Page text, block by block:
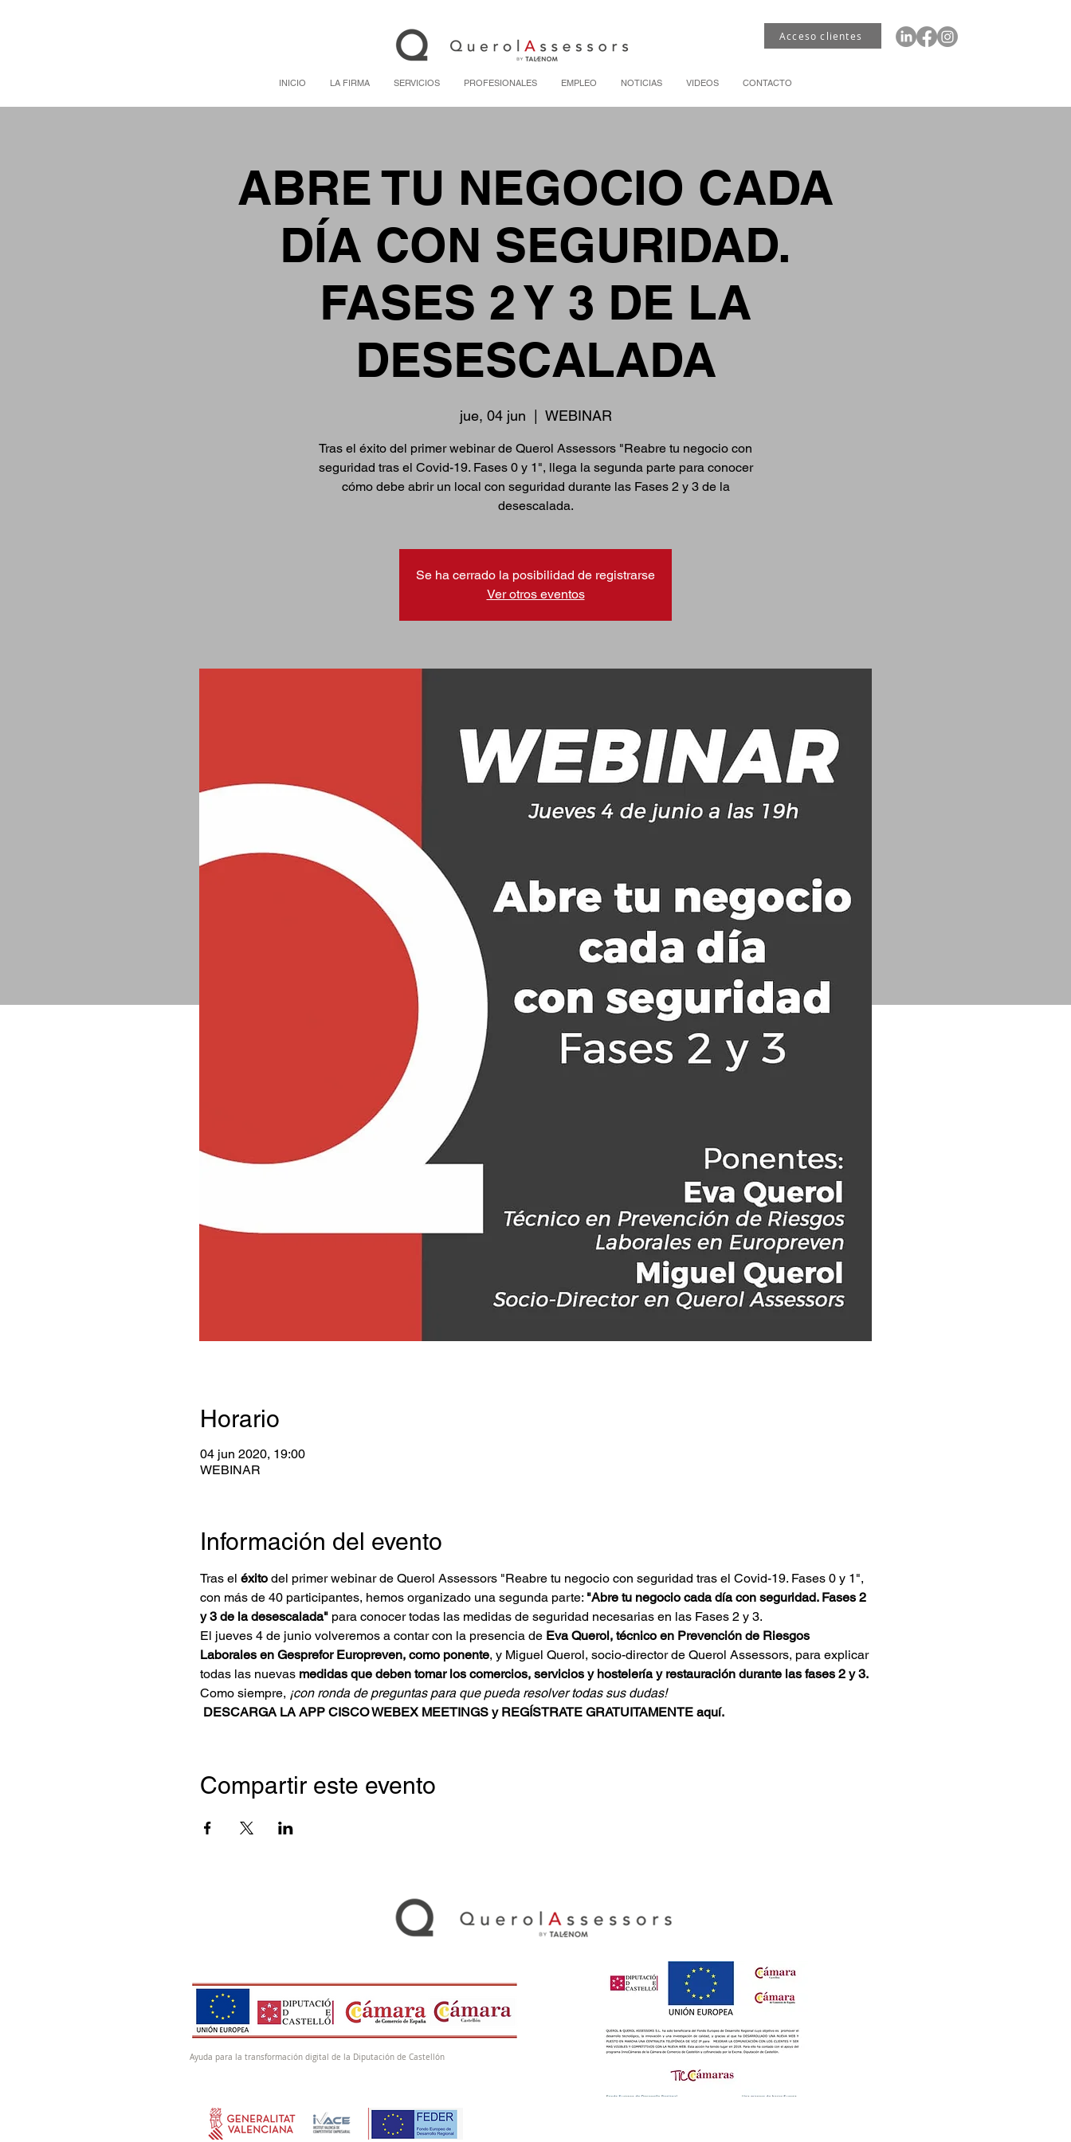
Acceso clientes
INICIO LA FIRMA SERVICIOS PROFESIONALES EMPLEO NOTICIAS VIDEOS CONTACTO
ABRE TU NEGOCIO CADA
DÍA CON SEGURIDAD.
FASES 2 Y 3 DE LA
DESESCALADA
jue, 04 jun WEBINAR
Tras el éxito del primer webinar de Querol Assessors "Reabre tu negocio con
seguridad tras el Covid-19. Fases 0 y 1", llega la segunda parte para conocer
cómo debe abrir un local con seguridad durante las Fases 2 y 3 de la
desescalada.
Se ha cerrado la posibilidad de registrarse
Ver otros eventos
Horario
04 jun 2020, 19:00
WEBINAR
Información del evento
Tras el éxito del primer webinar de Querol Assessors "Reabre tu negocio con seguridad tras el Covid-19. Fases 0 y 1",
con más de 40 participantes, hemos organizado una segunda parte: "Abre tu negocio cada día con seguridad. Fases 2
y 3 de la desescalada" para conocer todas las medidas de seguridad necesarias en las Fases 2 y 3.
El jueves 4 de junio volveremos a contar con la presencia de Eva Querol, técnico en Prevención de Riesgos
Laborales en Gesprefor Europreven, como ponente, y Miguel Querol, socio-director de Querol Assessors, para explicar
todas las nuevas medidas que deben tomar los comercios, servicios y hostelería y restauración durante las fases 2 y 3.
Como siempre, ¡con ronda de preguntas para que pueda resolver todas sus dudas!
DESCARGA LA APP CISCO WEBEX MEETINGS y REGÍSTRATE GRATUITAMENTE aquí.
Compartir este evento
Ayuda para la transformación digital de la Diputación de Castellón